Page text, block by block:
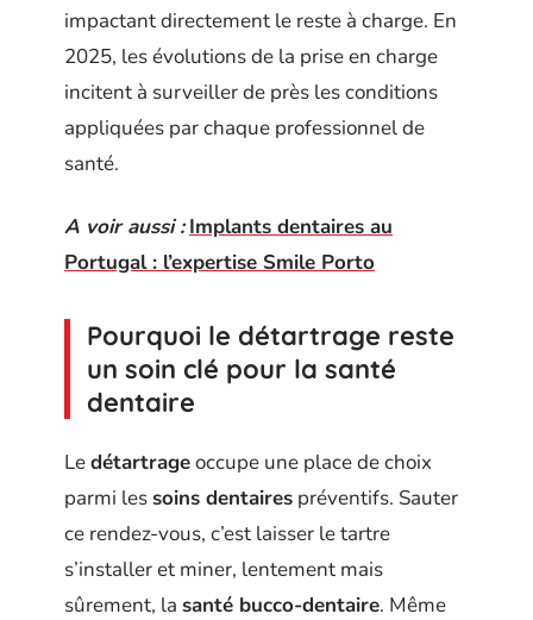
impactant directement le reste à charge. En
2025, les évolutions de la prise en charge
incitent à surveiller de près les conditions
appliquées par chaque professionnel de
santé.
A voir aussi : Implants dentaires au
Portugal : l’expertise Smile Porto
Pourquoi le détartrage reste
un soin clé pour la santé
dentaire
Ledétartrageoccupe une place de choix
parmi lessoins dentaires préventifs. Sauter
ce rendez-vous, c’est laisser le tartre
s’installer et miner, lentement mais
sûrement, la santé bucco-dentaire. Même